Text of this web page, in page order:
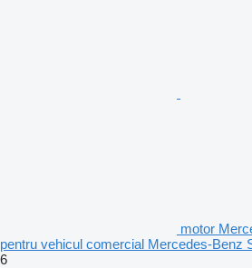
motor
pentru vehicul comercial Mercedes-Benz
6